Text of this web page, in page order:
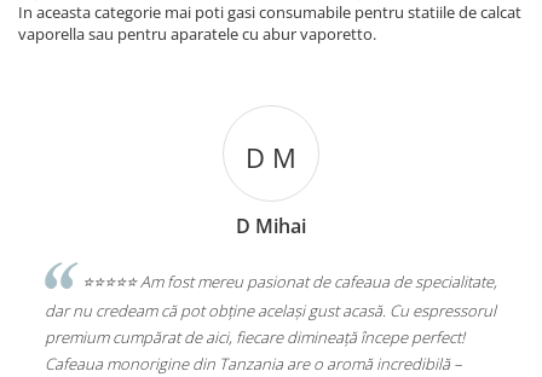
In aceasta categorie mai poti gasi consumabile pentru statiile de calcat
vaporella sau pentru aparatele cu abur vaporetto.
D M
D Mihai
⭐️⭐️⭐️⭐️⭐️ Am fost mereu pasionat de cafeaua de specialitate,
dar nu credeam că pot obține același gust acasă. Cu espressorul
premium cumpărat de aici, fiecare dimineață începe perfect!
Cafeaua monorigine din Tanzania are o aromă incredibilă –